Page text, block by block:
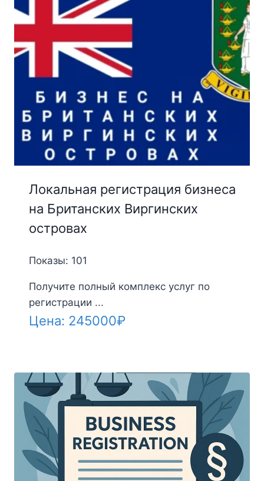
Локальная регистрация бизнеса
на Британских Виргинских
островах
Показы: 101
Получите полный комплекс услуг по
регистрации ...
Цена: 245000₽